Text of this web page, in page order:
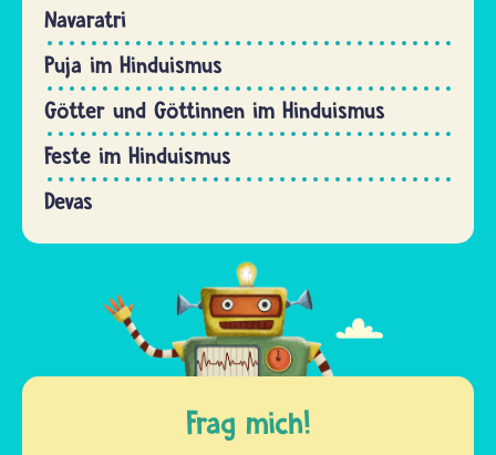
Navaratri
Puja im Hinduismus
Götter und Göttinnen im Hinduismus
Feste im Hinduismus
Devas
Frag mich!